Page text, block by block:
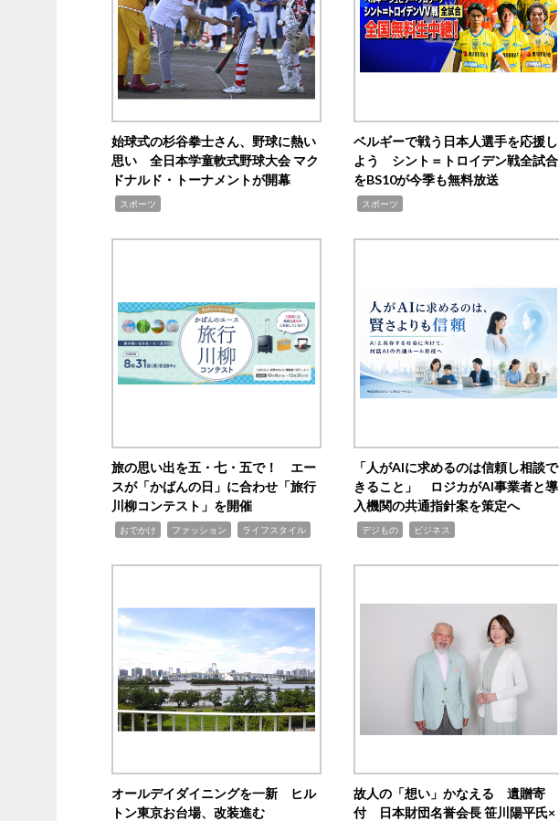
始球式の杉谷拳士さん、野球に熱い
思い 全日本学童軟式野球大会 マク
ドナルド・トーナメントが開幕
スポーツ
ベルギーで戦う日本人選手を応援し
よう シント＝トロイデン戦全試合
をBS10が今季も無料放送
スポーツ
旅の思い出を五・七・五で！ エー
スが「かばんの日」に合わせ「旅行
川柳コンテスト」を開催
おでかけ ファッション ライフスタイル
「人がAIに求めるのは信頼し相談で
きること」 ロジカがAI事業者と導
入機関の共通指針案を策定へ
デジもの ビジネス
オールデイダイニングを一新 ヒル
トン東京お台場、改装進む
故人の「想い」かなえる 遺贈寄
付 日本財団名誉会長 笹川陽平氏×